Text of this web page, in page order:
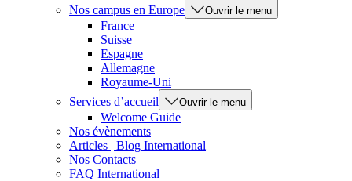
Nos campus en Europe
Ouvrir le menu
France
Suisse
Espagne
Allemagne
Royaume-Uni
Services d’accueil
Ouvrir le menu
Welcome Guide
Nos évènements
Articles | Blog International
Nos Contacts
FAQ International